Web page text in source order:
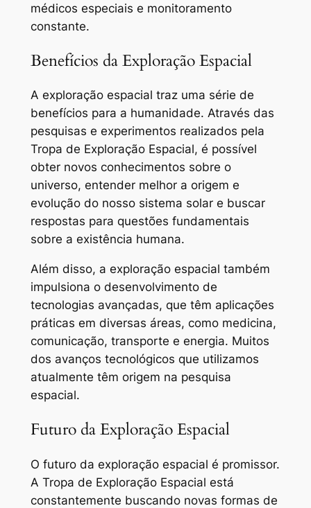
médicos especiais e monitoramento
constante.
Benefícios da Exploração Espacial
A exploração espacial traz uma série de
benefícios para a humanidade. Através das
pesquisas e experimentos realizados pela
Tropa de Exploração Espacial, é possível
obter novos conhecimentos sobre o
universo, entender melhor a origem e
evolução do nosso sistema solar e buscar
respostas para questões fundamentais
sobre a existência humana.
Além disso, a exploração espacial também
impulsiona o desenvolvimento de
tecnologias avançadas, que têm aplicações
práticas em diversas áreas, como medicina,
comunicação, transporte e energia. Muitos
dos avanços tecnológicos que utilizamos
atualmente têm origem na pesquisa
espacial.
Futuro da Exploração Espacial
O futuro da exploração espacial é promissor.
A Tropa de Exploração Espacial está
constantemente buscando novas formas de